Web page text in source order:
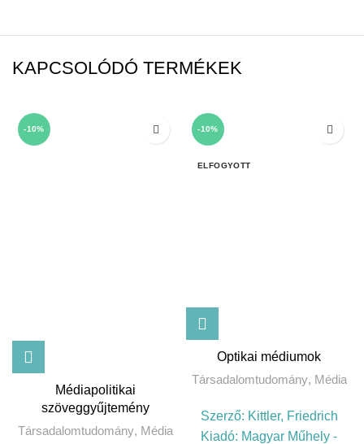
KAPCSOLÓDÓ TERMÉKEK
-10%
Médiapolitikai
szöveggyűjtemény
Társadalomtudomány, Média
-10%
ELFOGYOTT
Optikai médiumok
Társadalomtudomány, Média
Szerző: Kittler, Friedrich
Kiadó: Magyar Műhely -